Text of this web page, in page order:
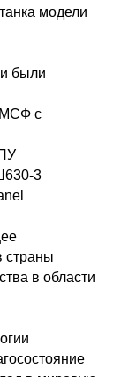
модели
были
МСФ с
3
страны
в области